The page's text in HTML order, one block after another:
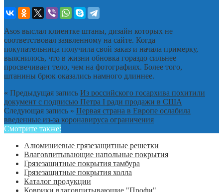
Asos выслал клиентке штаны, дизайн которых не
соответствовал заявленному на сайте. Когда
покупательница получила свой заказ и начала примерку,
выяснилось, что в жизни обновка гораздо сильнее
просвечивает тело, чем на фотографиях. Более того,
штанины брюк оказались намного длиннее.
« Предыдущая запись Из российского госархива похитили
документ с подписью Петра I ради продажи в США
Следующая запись » Первая страна в Европе ослабила
введенные из-за коронавируса ограничения
Смотрите также:
Алюминиевые грязезащитные решетки
Влаговпитывающие напольные покрытия
Грязезащитные покрытия тамбура
Грязезащитные покрытия холла
Каталог продукции
Коврики влаговпитывающие "Профи"